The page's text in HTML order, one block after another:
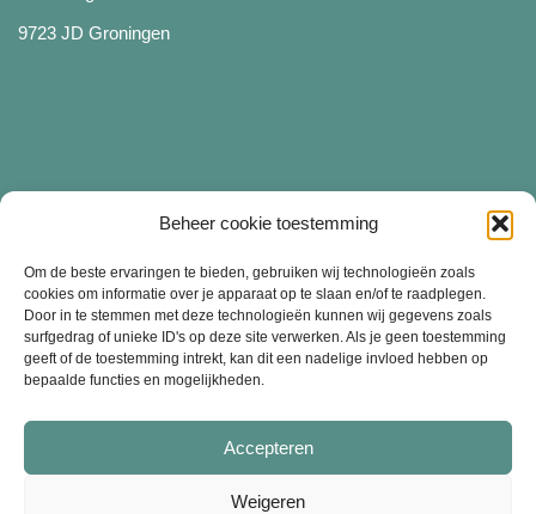
Beheer cookie toestemming
Om de beste ervaringen te bieden, gebruiken wij technologieën zoals
cookies om informatie over je apparaat op te slaan en/of te raadplegen.
Door in te stemmen met deze technologieën kunnen wij gegevens zoals
surfgedrag of unieke ID's op deze site verwerken. Als je geen toestemming
geeft of de toestemming intrekt, kan dit een nadelige invloed hebben op
bepaalde functies en mogelijkheden.
Accepteren
Weigeren
9723 JD Groningen
Diensten
Merchandise bedrukken